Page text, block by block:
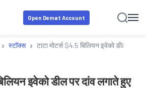
Open Demat Account
› स्टॉक्स › टाटा मोटर्स $4.5 बिलियन इवेको डील पर
इवेको डील पर दांव लगाते हुए